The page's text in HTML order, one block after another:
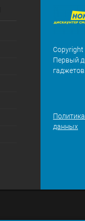
Copyright
Первый
данных